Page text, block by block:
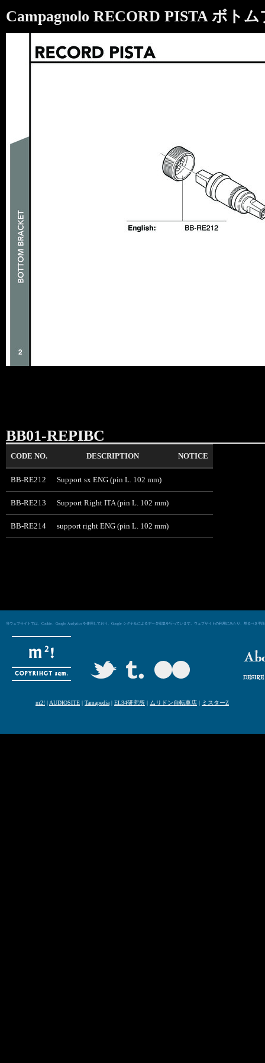
Campagnolo RECORD PISTA ボト
BB01-REPIBC
CODE NO. DESCRIPTION NOTICE
BB-RE212 Support sx ENG (pin L. 102 mm)
BB-RE213 Support Right ITA (pin L. 102 mm)
BB-RE214 support right ENG (pin L. 102 mm)
当ウェブサイトでは、Cookie、Google Analytics を使用しており、Google シグナルによるデータ収集を行っています。ウェブサイトの利用にあたり、然るべき
m2! |AUDIOSITE | Tamapedia| EL34研究所 | ムリドン自転車店 | ミスターZ